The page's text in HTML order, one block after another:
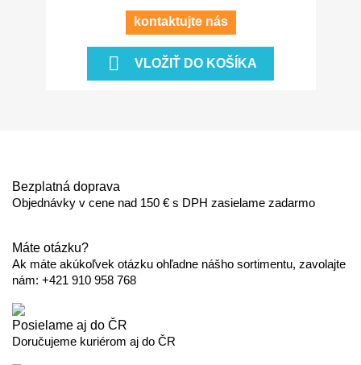
kontaktujte nás
 VLOŽIŤ DO KOŠÍKA
Bezplatná doprava
Objednávky v cene nad 150 € s DPH zasielame zadarmo
Máte otázku?
Ak máte akúkoľvek otázku ohľadne nášho sortimentu, zavolajte
nám: +421 910 958 768
Posielame aj do ČR
Doručujeme kuriérom aj do ČR